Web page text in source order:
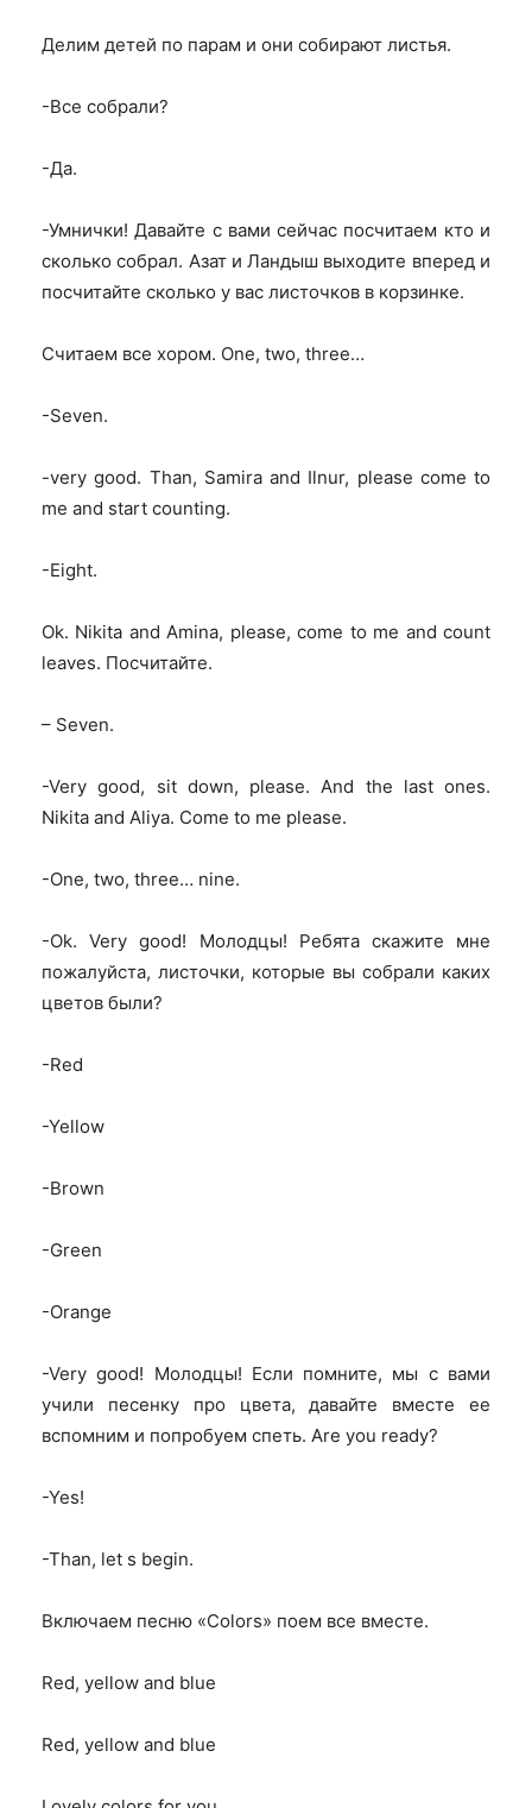
Делим детей по парам и они собирают листья.
-Все собрали?
-Да.
-Умнички! Давайте с вами сейчас посчитаем кто и
сколько собрал. Азат и Ландыш выходите вперед и
посчитайте сколько у вас листочков в корзинке.
Считаем все хором. One, two, three…
-Seven.
-very good. Than, Samira and Ilnur, please come to
me and start counting.
-Eight.
Ok. Nikita and Amina, please, come to me and count
leaves. Посчитайте.
– Seven.
-Very good, sit down, please. And the last ones.
Nikita and Aliya. Come to me please.
-One, two, three… nine.
-Ok. Very good! Молодцы! Ребята скажите мне
пожалуйста, листочки, которые вы собрали каких
цветов были?
-Red
-Yellow
-Brown
-Green
-Orange
-Very good! Молодцы! Если помните, мы с вами
учили песенку про цвета, давайте вместе ее
вспомним и попробуем спеть. Are you ready?
-Yes!
-Than, let s begin.
Включаем песню «Colors» поем все вместе.
Red, yellow and blue
Red, yellow and blue